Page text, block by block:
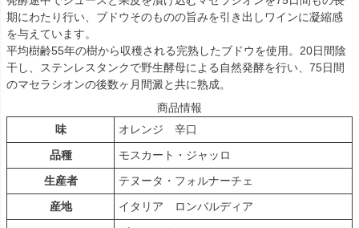
期にわたり行い、ブドウそのものの旨みを引き出しワインに凝縮感
を与えています。
平均樹齢55年の樹から収穫される完熟したブドウを使用。20日間陰
干し、ステンレスタンクで野生酵母による自然発酵を行い、75日間
のマセラシオンの後数ヶ月間澱と共に熟成。
商品情報
味
オレンジ 辛口
品種
モスカート・ジャッロ
生産者
テヌータ・フォルナーチェ
産地
イタリア ロンバルディア